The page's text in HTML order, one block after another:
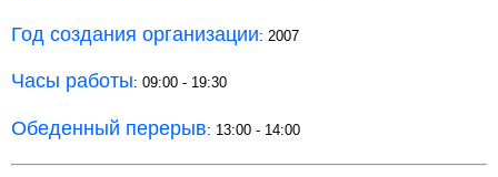
Год создания организации: 2007
Часы работы: 09:00 - 19:30
Обеденный перерыв: 13:00 - 14:00